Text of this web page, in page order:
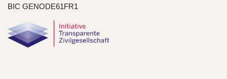
BIC GENODE61FR1